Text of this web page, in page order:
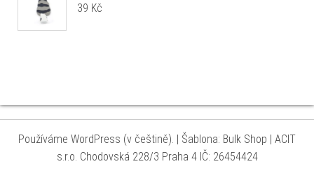
39 Kč
Používáme WordPress (v češtině). | Šablona: Bulk Shop | ACIT
s.r.o. Chodovská 228/3 Praha 4 IČ: 26454424